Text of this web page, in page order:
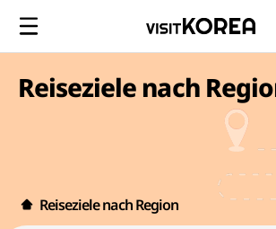
Reiseziele nach
Reiseziele nach Region